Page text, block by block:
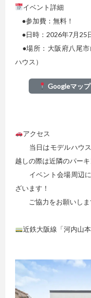
イベント詳細
●参加費：無料！
●日時：2026年7月25
●場所：大阪府八尾市
ハウス）
Googleマッ
アクセス
当日はモデルハウス
越しの際は近隣のパー
イベント会場周辺に
ざいます！
ご協力をお願いしま
近鉄大阪線「河内山